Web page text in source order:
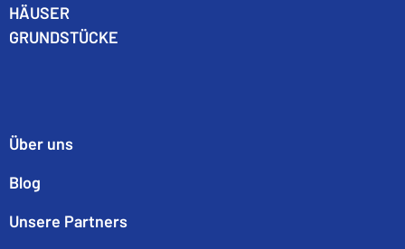
HÄUSER
GRUNDSTÜCKE
Über uns
Blog
Unsere Partners